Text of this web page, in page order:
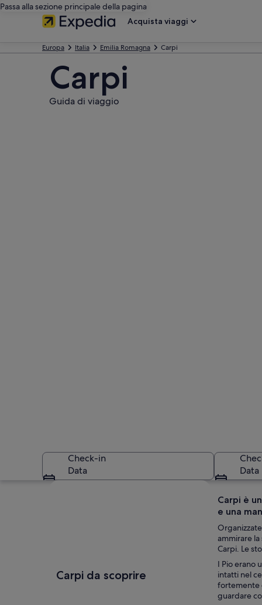
Passa alla sezione principale della pagina
Acquista viaggi
Europa Italia Emilia Romagna Carpi
Carpi
Guida di viaggio
Check-in
Data
Data
Carpi da scoprire
Carpi è
e una
ammirare
Carpi. Le
I Pio erano
intatti nel
fortemente
guardare